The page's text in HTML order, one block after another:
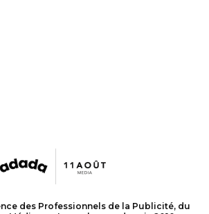
des Professionnels de la Publicité, du